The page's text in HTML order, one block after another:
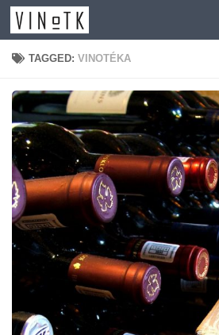
Skip to content
TAGGED:VINOTÉKA